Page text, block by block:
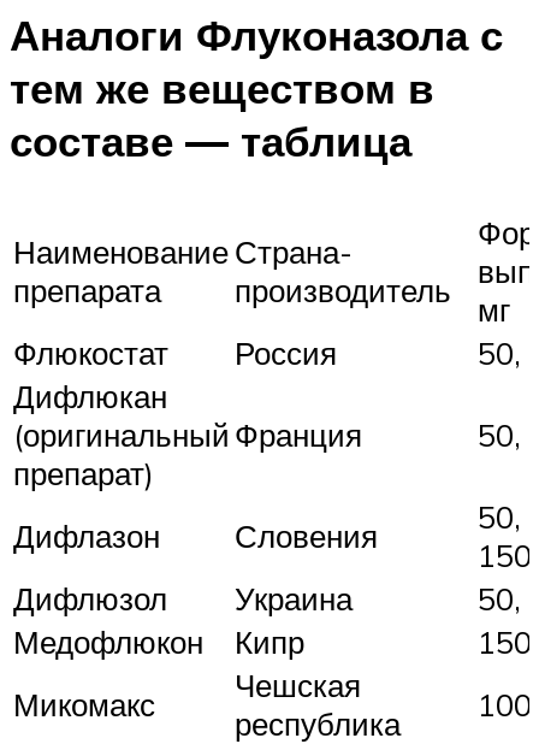
Аналоги Флуконазола с
тем же веществом в
составе — таблица
Наименование
препарата
Страна-
производитель
мг
Флюкостат
Россия
50,
Дифлюкан
(оригинальный
препарат)
Франция 50,
Дифлазон Словения
50,
150
Дифлюзол
Украина
50,
Медофлюкон
Кипр
150
Микомакс
Чешская
республика